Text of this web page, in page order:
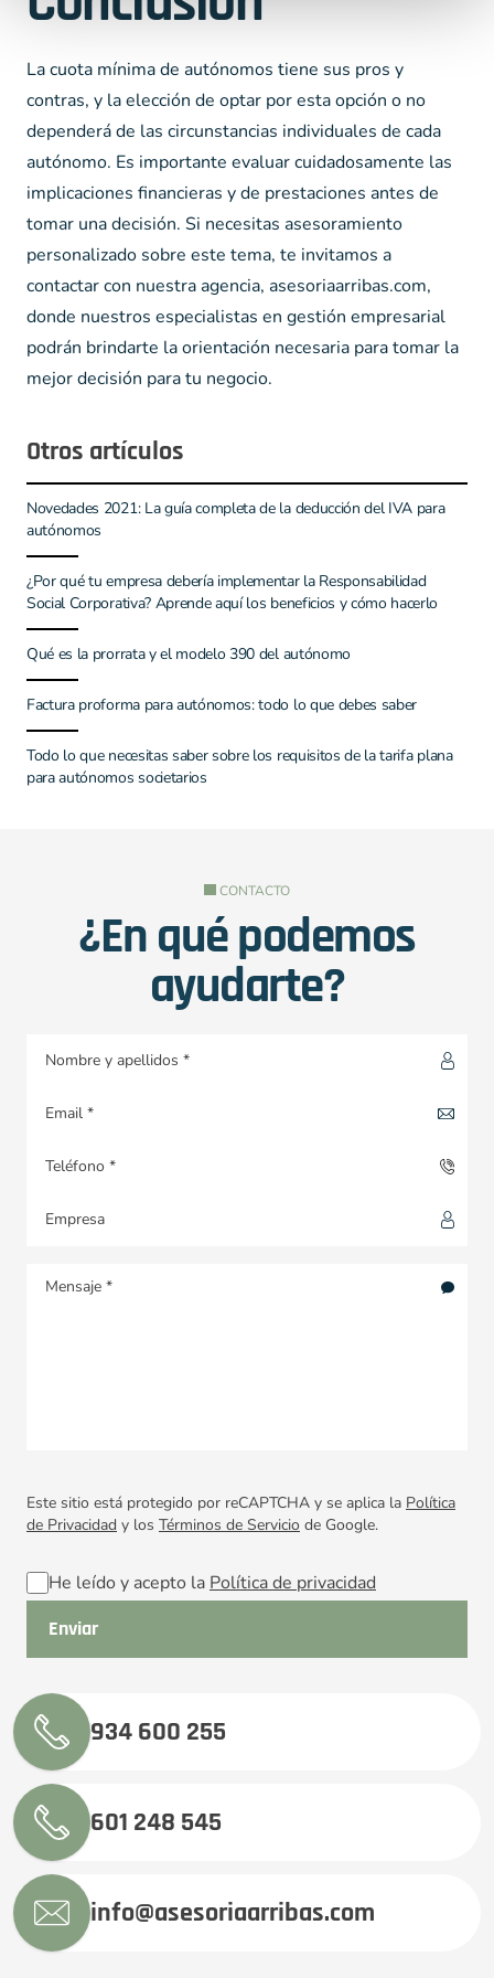
La cuota mínima de autónomos tiene sus pros y
contras, y la elección de optar por esta opción o no
dependerá de las circunstancias individuales de cada
autónomo. Es importante evaluar cuidadosamente las
implicaciones financieras y de prestaciones antes de
tomar una decisión. Si necesitas asesoramiento
personalizado sobre este tema, te invitamos a
contactar con nuestra agencia, asesoriaarribas.com,
donde nuestros especialistas en gestión empresarial
podrán brindarte la orientación necesaria para tomar la
mejor decisión para tu negocio.
Otros artículos
Novedades 2021: La guía completa de la deducción del IVA para
autónomos
¿Por qué tu empresa debería implementar la Responsabilidad
Social Corporativa? Aprende aquí los beneficios y cómo hacerlo
Qué es la prorrata y el modelo 390 del autónomo
Factura proforma para autónomos: todo lo que debes saber
Todo lo que necesitas saber sobre los requisitos de la tarifa plana
para autónomos societarios
CONTACTO
¿En qué podemos
ayudarte?
Este sitio está protegido por reCAPTCHA y se aplica la Política
de Privacidad y los Términos de Servicio de Google.
He leído y acepto la Política de privacidad
934 600 255
601 248 545
info@asesoriaarribas.com